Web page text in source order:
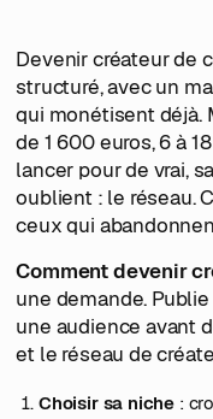
Devenir créateur de
structuré, avec un
qui monétisent déjà.
de 1 600 euros, 6 à
lancer pour de vrai,
oublient : le réseau.
ceux qui
Comment devenir
une demande.
une audience avant
et le réseau de
Choisir sa niche :